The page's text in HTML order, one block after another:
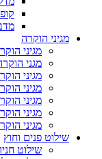
מגיני הוקרה
מגיני
מגני
מגיני
מגיני
מגיני
מגיני
מגיני
שילוט פנים וחוץ
שילוט